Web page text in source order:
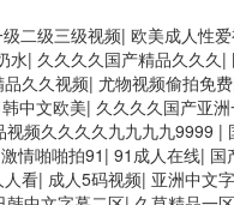
黄色国产 欧美一级日韩
视频 国产激情免费网站
自拍偷拍-国产... 亚洲啪
久久美女小逼 欧美一级
级户外 99精品国产无码
老熟妇 91久久精品一区
五月天麻豆 av在线五月
91视频一区二 欧美黄片
二级三级视频| 欧美成人性
水| 久久久久国产精品久久久|
久久视频| 尤物视频偷拍免费
韩中文欧美| 久久久久国产亚
视频久久久久九九九九9999 |
激情啪啪拍91 | 91成人在线| 国
人看| 成人5码视频| 亚洲中文